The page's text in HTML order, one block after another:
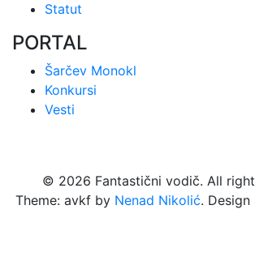
Statut
PORTAL
Šarčev Monokl
Konkursi
Vesti
© 2026 Fantastični vodič. All
Theme: avkf by Nenad Nikolić. Design